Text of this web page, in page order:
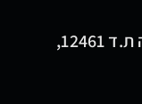
הבנאים 18, אזור תעשיה כבדה ת.ד 12461,